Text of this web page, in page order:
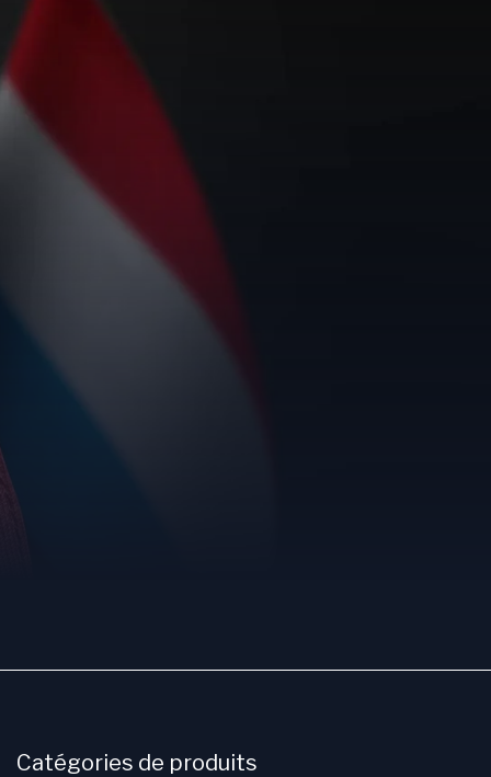
Catégories de produits